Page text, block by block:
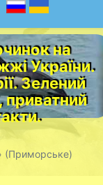
на
України.
Зелений
приватний
(Приморське)